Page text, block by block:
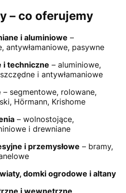
– co oferujemy
i aluminiowe –
antywłamaniowe, pasywne
i techniczne – aluminiowe,
i antywłamaniowe
– segmentowe, rolowane,
Hörmann, Krishome
– wolnostojące,
i drewniane
i przemysłowe – bramy,
domki ogrodowe i altany